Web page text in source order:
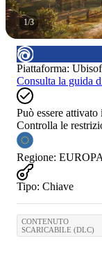
1/3
Piattaforma:
Consulta la guida
Può essere attivato
Controlla le
Regione: EUROPA
Tipo: Chiave
CONTENUTO
SCARICABILE (DLC)